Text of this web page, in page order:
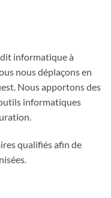
informatique à
nous déplaçons en
Nous apportons des
informatiques
qualifiés afin de